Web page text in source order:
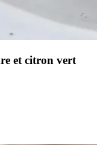
et citron vert